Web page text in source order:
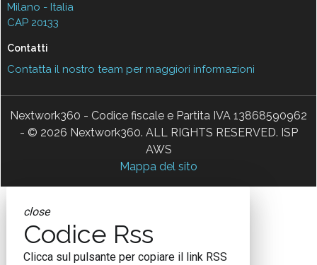
Milano - Italia
CAP 20133
Contatti
Contatta il nostro team per maggiori informazioni
Nextwork360 - Codice fiscale e Partita IVA 13868590962
- © 2026 Nextwork360. ALL RIGHTS RESERVED. ISP
AWS
Mappa del sito
close
Codice Rss
Clicca sul pulsante per copiare il link RSS